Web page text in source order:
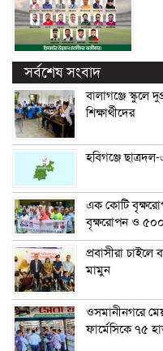
সর্বশেষ সংবাদ
বালাগঞ্জে স্কুলে
শিক্ষার্থীদের
হবিগঞ্জে
এক কোটি
বৃক্ষরোপন ও ৫০০
প্রবাসীরা
মামুন
ওসমানীনগরে
ফার্মেসিকে ৭৫